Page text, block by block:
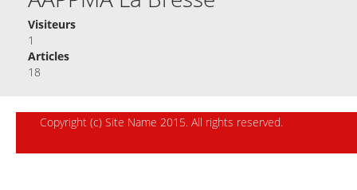
Visiteurs
1
Articles
18
Copyright (c) Site Name 2015. All rights reserved.